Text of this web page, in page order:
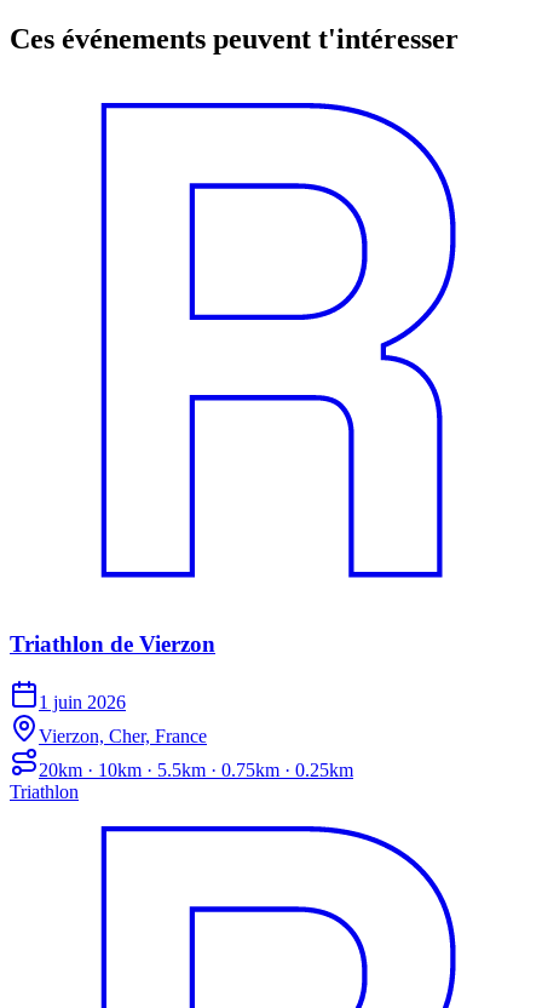
Ces événements peuvent t'intéresser
Triathlon de Vierzon
1 juin 2026
Vierzon, Cher, France
20km · 10km · 5.5km · 0.75km · 0.25km
Triathlon